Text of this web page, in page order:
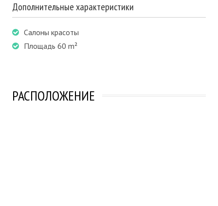
Дополнительные характеристики
Салоны красоты
Площадь 60 m²
РАСПОЛОЖЕНИЕ